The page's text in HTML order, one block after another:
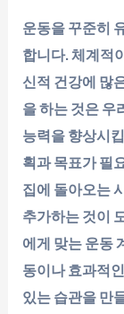
운동을 꾸준히
합니다. 체계적
신적 건강에 많
을 하는 것은 우
능력을 향상시
획과 목표가 필
집에 돌아오는
추가하는 것이
에게 맞는 운동
동이나 효과적
있는 습관을 만